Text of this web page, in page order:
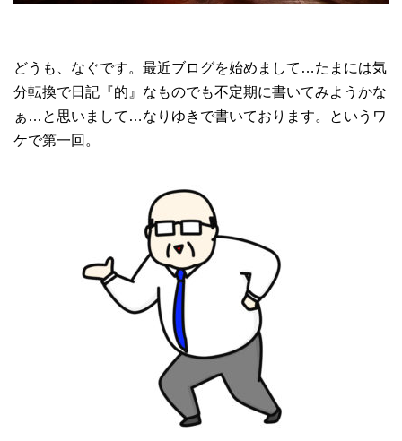
どうも、なぐです。最近ブログを始めまして…たまには気
分転換で日記『的』なものでも不定期に書いてみようかな
ぁ…と思いまして…なりゆきで書いております。というワ
ケで第一回。